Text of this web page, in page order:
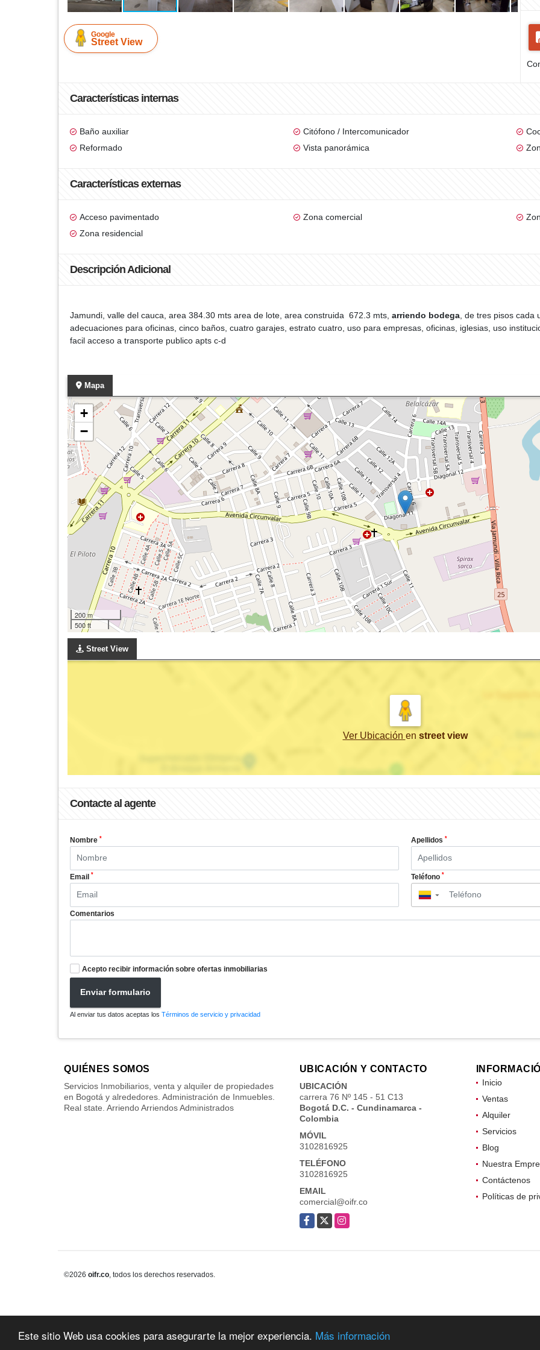
Este sitio Web usa cookies para asegurarte la mejor experiencia. Más información
Google
Street View
Características internas
Baño auxiliar Citófono / Intercomunicador
Reformado
Vista panorámica
Características externas
Acceso pavimentado Zona comercial
Zona residencial
Descripción Adicional
Jamundi, valle del cauca, area 384.30 mts area de lote, area construida 672.3 mts, arriendo bodega , de tres pisos
adecuaciones para oficinas, cinco baños, cuatro garajes, estrato cuatro, uso para empresas, oficinas, iglesias, uso
facil acceso a transporte publico apts c-d
Mapa
+
−
200 m
500 ft
Street View
Ver Ubicación en street view
Contacte al agente
Nombre * Apellidos *
Email * Teléfono *
▼
Comentarios
Acepto recibir información sobre ofertas inmobiliarias
Enviar formulario
Al enviar tus datos aceptas los Términos de servicio y privacidad
QUIÉNES SOMOS
Servicios Inmobiliarios, venta y alquiler de propiedades
en Bogotá y alrededores. Administración de Inmuebles.
Real state. Arriendo Arriendos Administrados
UBICACIÓN Y CONTACTO
UBICACIÓN
carrera 76 Nº 145 - 51 C13
Bogotá D.C. - Cundinamarca -
Colombia
MÓVIL
3102816925
TELÉFONO
3102816925
EMAIL
comercial@oifr.co
Facebook
X Instagram
Inicio
Ventas
Alquiler
Servicios
Blog
Nuestra
Contáctenos
Políticas de
©2026 oifr.co, todos los derechos reservados.